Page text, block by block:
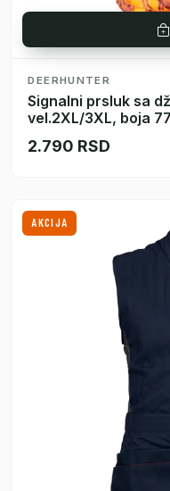
DEERHUNTER
Signalni prsluk sa
vel.2XL/3XL, boja 77
2.790 RSD
AKCIJA